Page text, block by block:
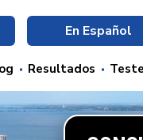
En Español
Resultados